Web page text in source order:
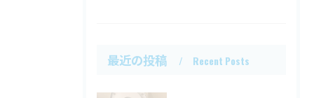
最近の投稿 Recent Posts